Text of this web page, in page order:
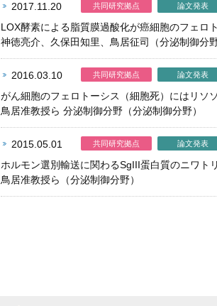
2017.11.20 共同研究拠点 論文発表
LOX酵素による脂質膜過酸化が癌細胞のフェロ
神徳亮介、久保田知里、鳥居征司（分泌制御分
2016.03.10 共同研究拠点 論文発表
がん細胞のフェロトーシス（細胞死）にはリソ
鳥居准教授ら 分泌制御分野（分泌制御分野）
2015.05.01 共同研究拠点 論文発表
ホルモン選別輸送に関わるSgIII蛋白質のニワト
鳥居准教授ら（分泌制御分野）